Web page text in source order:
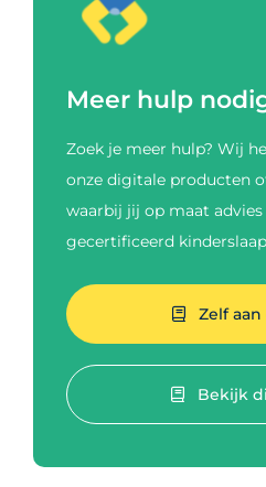
Meer hulp
Zoek je meer hulp? Wij
onze digitale producten
waarbij jij op maat
gecertificeerd
Zelf aan
Bekijk